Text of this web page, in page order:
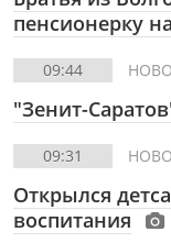
пенсионерку
09:44
"Зенит-
09:31
Открылся
воспитания